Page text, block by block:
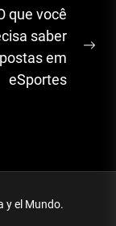
que você
saber
em
eSportes
y el Mundo.